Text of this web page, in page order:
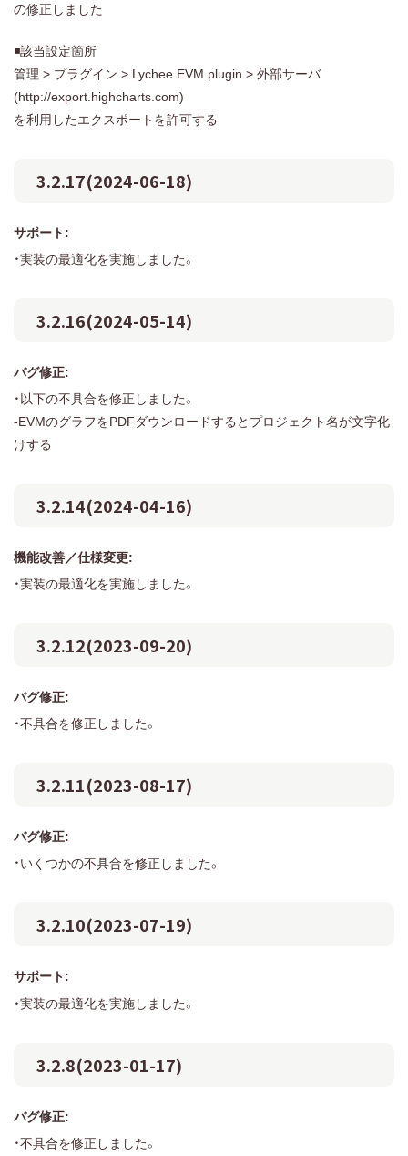
の修正しました
◾️該当設定箇所
管理 > プラグイン > Lychee EVM plugin > 外部サーバ
(http://export.highcharts.com)
を利用したエクスポートを許可する
3.2.17(2024-06-18)
サポート:
・実装の最適化を実施しました。
3.2.16(2024-05-14)
バグ修正:
・以下の不具合を修正しました。
-EVMのグラフをPDFダウンロードするとプロジェクト名が文字化
けする
3.2.14(2024-04-16)
機能改善／仕様変更:
・実装の最適化を実施しました。
3.2.12(2023-09-20)
バグ修正:
・不具合を修正しました。
3.2.11(2023-08-17)
バグ修正:
・いくつかの不具合を修正しました。
3.2.10(2023-07-19)
サポート:
・実装の最適化を実施しました。
3.2.8(2023-01-17)
バグ修正:
・不具合を修正しました。